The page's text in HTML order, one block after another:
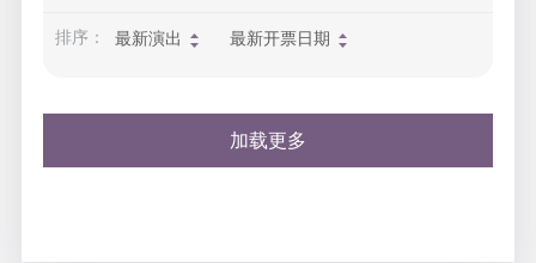
排序： 最新演出 最新开票日期
加载更多